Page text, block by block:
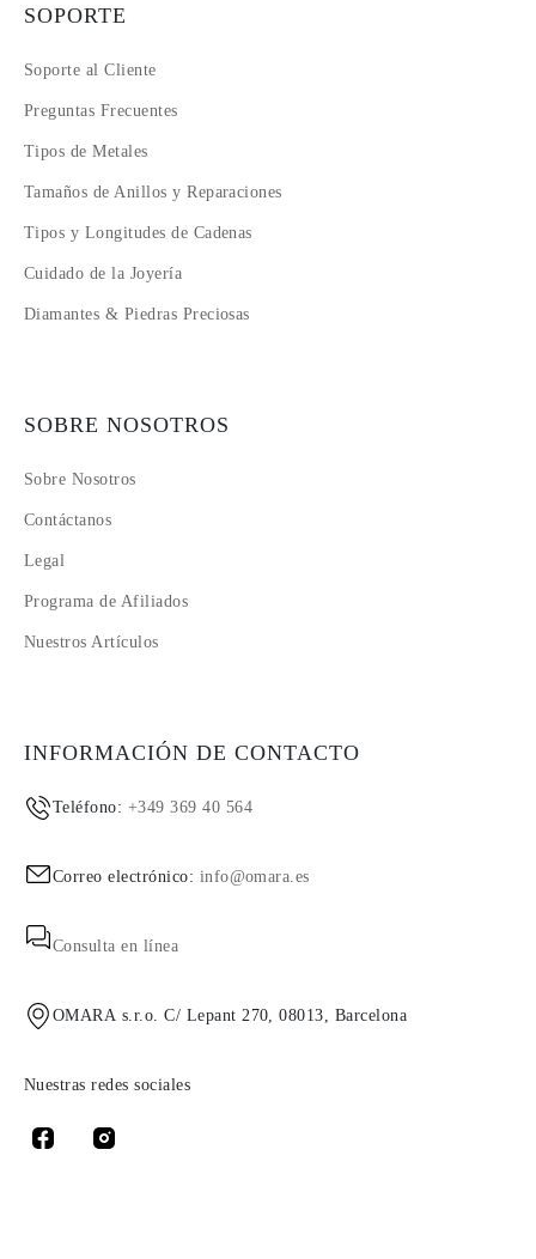
SOPORTE
Soporte al Cliente
Preguntas Frecuentes
Tipos de Metales
Tamaños de Anillos y Reparaciones
Tipos y Longitudes de Cadenas
Cuidado de la Joyería
Diamantes & Piedras Preciosas
SOBRE NOSOTROS
Sobre Nosotros
Contáctanos
Legal
Programa de Afiliados
Nuestros Artículos
INFORMACIÓN DE CONTACTO
Teléfono: +349 369 40 564
Correo electrónico: info@omara.es
Consulta en línea
OMARA s.r.o. C/ Lepant 270, 08013, Barcelona
Nuestras redes sociales